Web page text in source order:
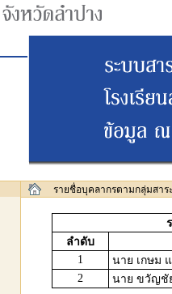
รายชื่อบุคลากรตามกลุ่มสาร
ลำดับ
1
นาย เกษม
2
นาย ขวัญชั